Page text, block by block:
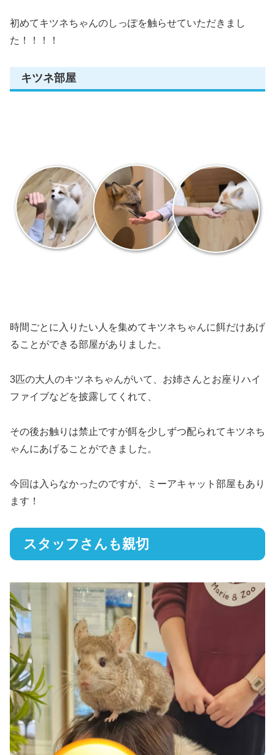
初めてキツネちゃんのしっぽを触らせていただきまし
た！！！！
キツネ部屋
時間ごとに入りたい人を集めてキツネちゃんに餌だけあげ
ることができる部屋がありました。
3匹の大人のキツネちゃんがいて、お姉さんとお座りハイ
ファイブなどを披露してくれて、
その後お触りは禁止ですが餌を少しずつ配られてキツネち
ゃんにあげることができました。
今回は入らなかったのですが、ミーアキャット部屋もあり
ます！
スタッフさんも親切